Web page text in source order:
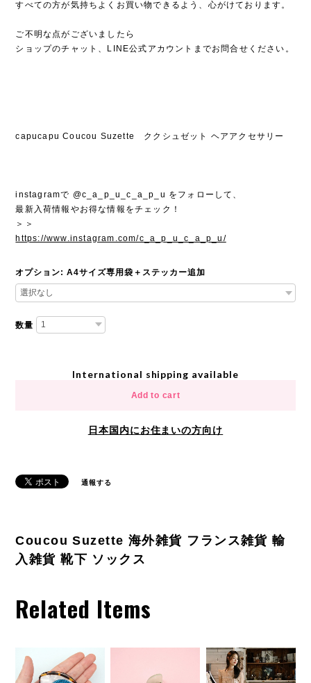
すべての方が気持ちよくお買い物できるよう、心がけております。
ご不明な点がございましたら
ショップのチャット、LINE公式アカウントまでお問合せください。
capucapu Coucou Suzette ククシュゼット ヘアアクセサリー
instagramで @c_a_p_u_c_a_p_u をフォローして、
最新入荷情報やお得な情報をチェック！
＞＞
https://www.instagram.com/c_a_p_u_c_a_p_u/
オプション: A4サイズ専用袋＋ステッカー追加
数量
International shipping available
Add to cart
日本国内にお住まいの方向け
通報する
Coucou Suzette 海外雑貨 フランス雑貨 輸
入雑貨 靴下 ソックス
Related Items